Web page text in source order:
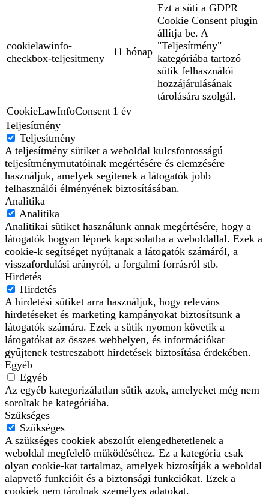
cookielawinfo-
checkbox-teljesitmeny
11 hónap
Ezt a süti a GDPR
Cookie Consent plugin
állítja be. A
"Teljesítmény"
kategóriába tartozó
sütik felhasználói
hozzájárulásának
tárolására szolgál.
CookieLawInfoConsent 1 év
Teljesítmény
Teljesítmény
A teljesítmény sütiket a weboldal kulcsfontosságú
teljesítménymutatóinak megértésére és elemzésére
használjuk, amelyek segítenek a látogatók jobb
felhasználói élményének biztosításában.
Analitika
Analitika
Analitikai sütiket használunk annak megértésére, hogy a
látogatók hogyan lépnek kapcsolatba a weboldallal. Ezek a
cookie-k segítséget nyújtanak a látogatók számáról, a
visszafordulási arányról, a forgalmi forrásról stb.
Hirdetés
Hirdetés
A hirdetési sütiket arra használjuk, hogy releváns
hirdetéseket és marketing kampányokat biztosítsunk a
látogatók számára. Ezek a sütik nyomon követik a
látogatókat az összes webhelyen, és információkat
gyűjtenek testreszabott hirdetések biztosítása érdekében.
Egyéb
Egyéb
Az egyéb kategorizálatlan sütik azok, amelyeket még nem
soroltak be kategóriába.
Szükséges
Szükséges
A szükséges cookiek abszolút elengedhetetlenek a
weboldal megfelelő működéséhez. Ez a kategória csak
olyan cookie-kat tartalmaz, amelyek biztosítják a weboldal
alapvető funkcióit és a biztonsági funkciókat. Ezek a
cookiek nem tárolnak személyes adatokat.